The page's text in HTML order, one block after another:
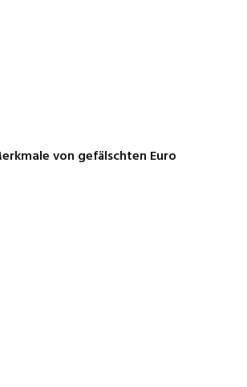
von gefälschten Euro